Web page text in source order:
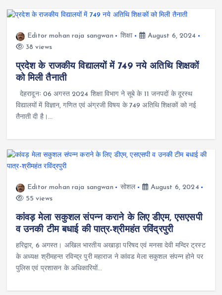
Editor mohan raja sangwan शिक्षा
August 6, 2024
38 views
प्रदेश के राजकीय विद्यालयों में 749 नये अतिथि शिक्षकों
को मिली तैनाती
देहरादूनः 06 अगस्त 2024 शिक्षा विभाग ने सूबे के 11 जनपदों के दूरस्थ
विद्यालयों में विज्ञान, गणित एवं अंग्रजी विषय के 749 अतिथि शिक्षकों को नई
तैनाती दी है।…
Editor mohan raja sangwan सोशल
August 6, 2024
55 views
कांवड़ मेला सकुशल संपन्न कराने के लिए डीएम, एसएसपी
व उनकी टीम बधाई की पात्र-श्रीमहंत रविंद्रपुरी
हरिद्वार, 6 अगस्त। अखिल भारतीय अखाड़ा परिषद एवं मनसा देवी मन्दिर ट्रस्ट
के अध्यक्ष श्रीमहन्त रविन्द्र पुरी महाराज ने कांवड मेला सकुशल संपन्न होने पर
पुलिस एवं प्रशासन के अधिकारियों…